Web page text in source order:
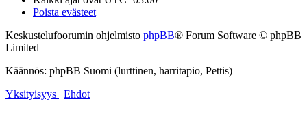
Poista evästeet
Keskustelufoorumin ohjelmisto phpBB® Forum Software © phpBB
Limited
Käännös: phpBB Suomi (lurttinen, harritapio, Pettis)
Yksityisyys | Ehdot